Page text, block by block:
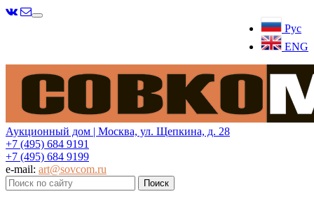
Рус
ENG
Меню
Аукционный дом | Москва, ул. Щепкина, д. 28
+7 (495) 684 9191
+7 (495) 684 9199
e-mail: art@sovcom.ru